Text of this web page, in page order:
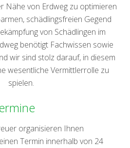
Nähe von Erdweg zu optimieren
schädlingsfreien Gegend
von Schädlingen im
benötigt Fachwissen sowie
wir sind stolz darauf, in diesem
wesentliche Vermittlerrolle zu
spielen.
organisieren Ihnen
Termin innerhalb von 24